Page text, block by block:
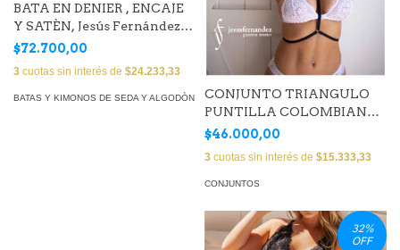
BATA EN DENIER , ENCAJE
Y SATÈN, Jesús Fernández
(ART. BATCOR03)
$72.700,00
3 cuotas sin interés de $24.233,33
BATAS Y KIMONOS DE SEDA Y ALGODÒN
CONJUNTO TRIANGULO
PUNTILLA COLOMBIANA
(Art. EPLSTT01)
$46.000,00
3 cuotas sin interés de $15.333,33
CONJUNTOS
32%
OFF